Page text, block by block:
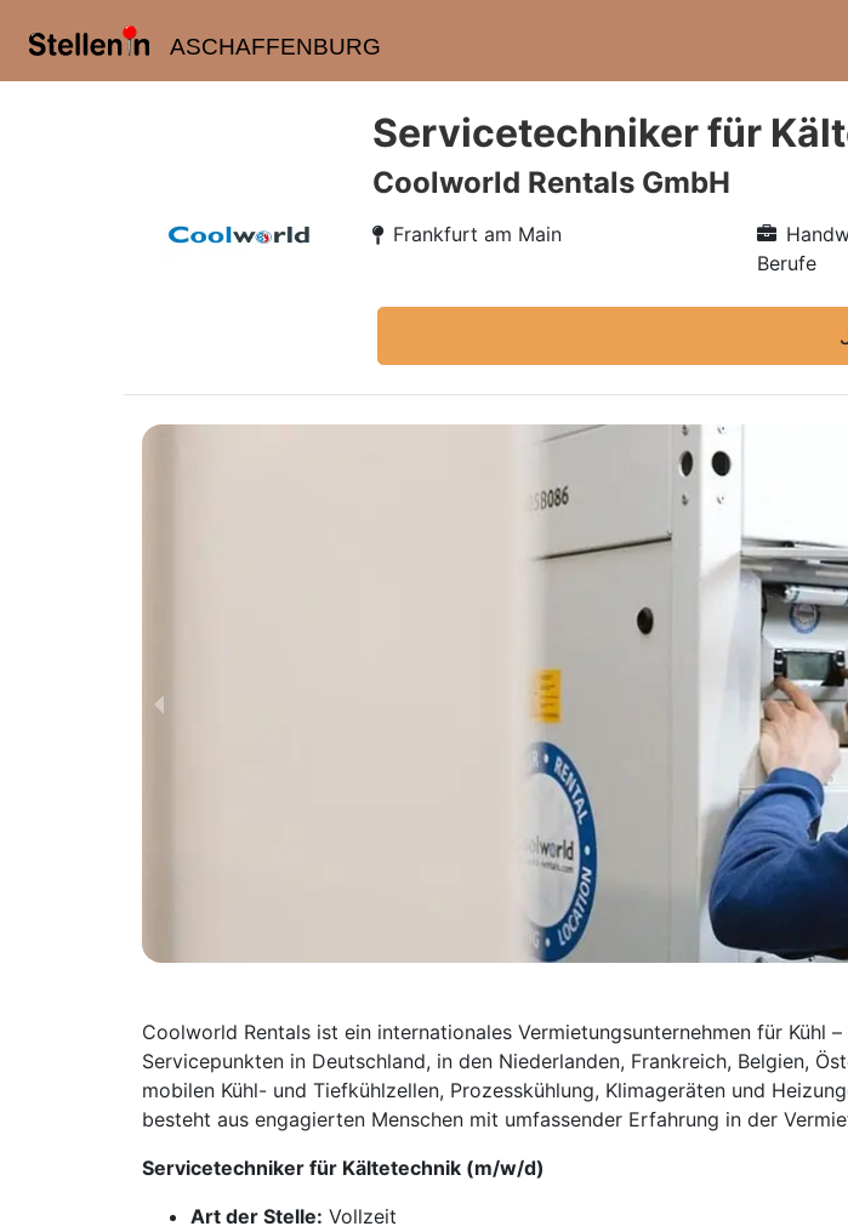
ASCHAFFENBURG
Servicetechniker für
Coolworld Rentals GmbH
Frankfurt am Main
Berufe
Coolworld Rentals ist ein internationales Vermietungsunternehmen für Kühl
Servicepunkten in Deutschland, in den Niederlanden, Frankreich, Belgien,
mobilen Kühl- und Tiefkühlzellen, Prozesskühlung, Klimageräten und
besteht aus engagierten Menschen mit umfassender Erfahrung in der
Servicetechniker für Kältetechnik (m/w/d)
Art der Stelle: Vollzeit